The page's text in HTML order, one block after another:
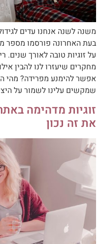
משנה לשנה אנחנו עדים
בעת האחרונה פורסמו מספר
על זוגיות טובה לאורך
מחקרים שיעזרו לנו להבין
אפשר להימנע מפרידה? מהי
שמקשים עלינו לשמור על
זוגיות מדהימה
את זה נכון